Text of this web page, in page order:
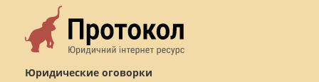
Юридические оговорки